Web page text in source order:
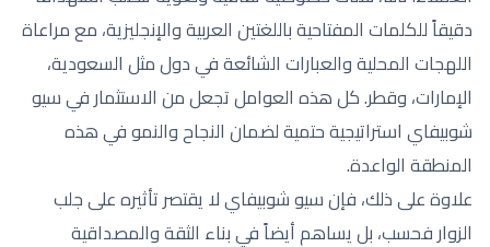
دقيقاً للكلمات المفتاحية باللغتين العربية والإنجليزية، مع مراعاة
اللهجات المحلية والعبارات الشائعة في دول مثل السعودية،
الإمارات، وقطر. كل هذه العوامل تجعل من الاستثمار في سيو
شوبيفاي استراتيجية حتمية لضمان النجاح والنمو في هذه
المنطقة الواعدة.
علاوة على ذلك، فإن سيو شوبيفاي لا يقتصر تأثيره على جلب
الزوار فحسب، بل يساهم أيضاً في بناء الثقة والمصداقية